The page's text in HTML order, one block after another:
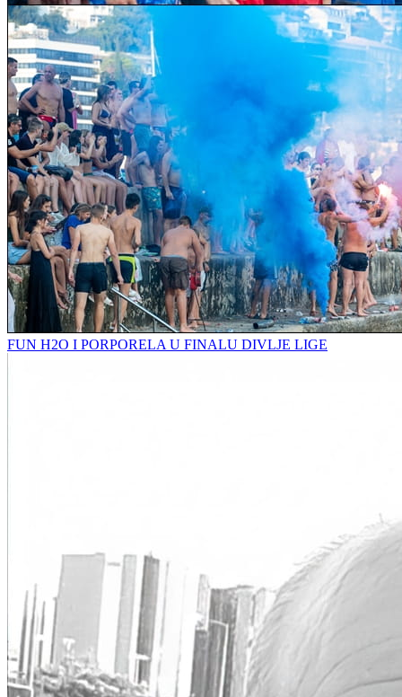
FUN H2O I PORPORELA U FINALU DIVLJE LIGE